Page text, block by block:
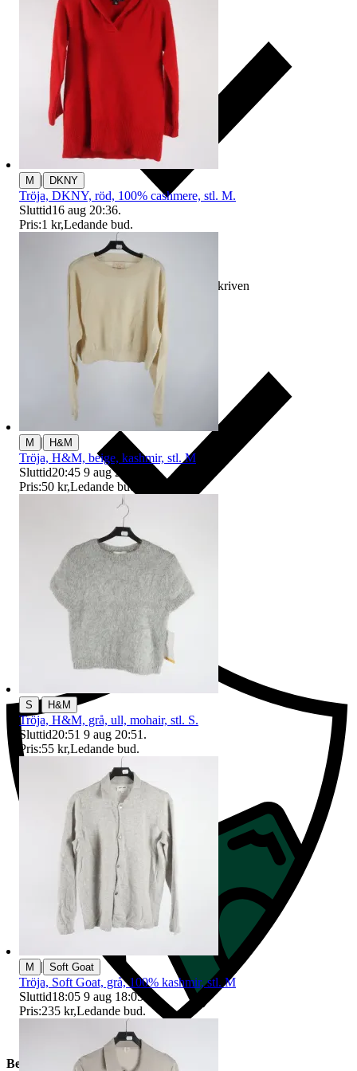
Ersättning om varan inte är som beskriven
Ersättning om du inte får din vara
Beskrivning
M | DKNY
Tröja, DKNY, röd, 100% cashmere, stl. M.
Sluttid16 aug 20:36.
Pris:1 kr,Ledande bud.
M | H&M
Tröja, H&M, beige, kashmir, stl. M
Sluttid20:45 9 aug 20:45
Pris:50 kr,Ledande bud
S | H&M
Tröja, H&M, grå, ull, mohair, stl. S.
Sluttid20:51 9 aug 20:51 .
Pris:55 kr,Ledande bud.
M | Soft Goat
Tröja, Soft Goat, grå, 100% kashmir, stl. M
Sluttid18:05 9 aug 18:05
Pris:235 kr,Ledande bud.